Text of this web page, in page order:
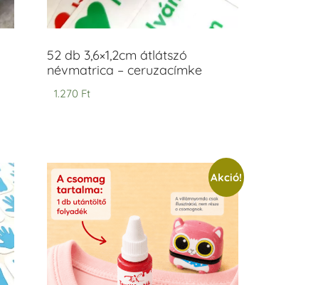
52 db 3,6×1,2cm átlátszó
névmatrica – ceruzacímke
1.270 Ft
Akció!